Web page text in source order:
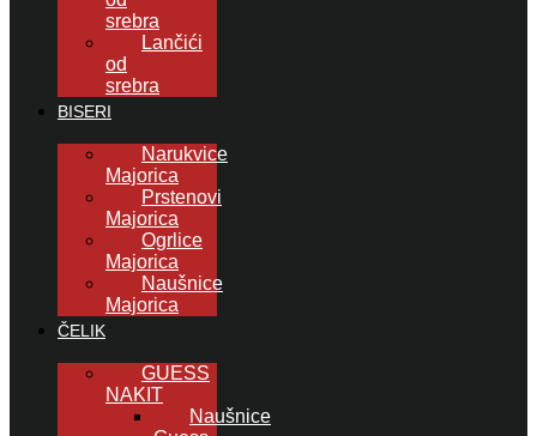
srebra
Lančići
od
srebra
BISERI
Narukvice
Majorica
Prstenovi
Majorica
Ogrlice
Majorica
Naušnice
Majorica
ČELIK
GUESS
NAKIT
Naušnice